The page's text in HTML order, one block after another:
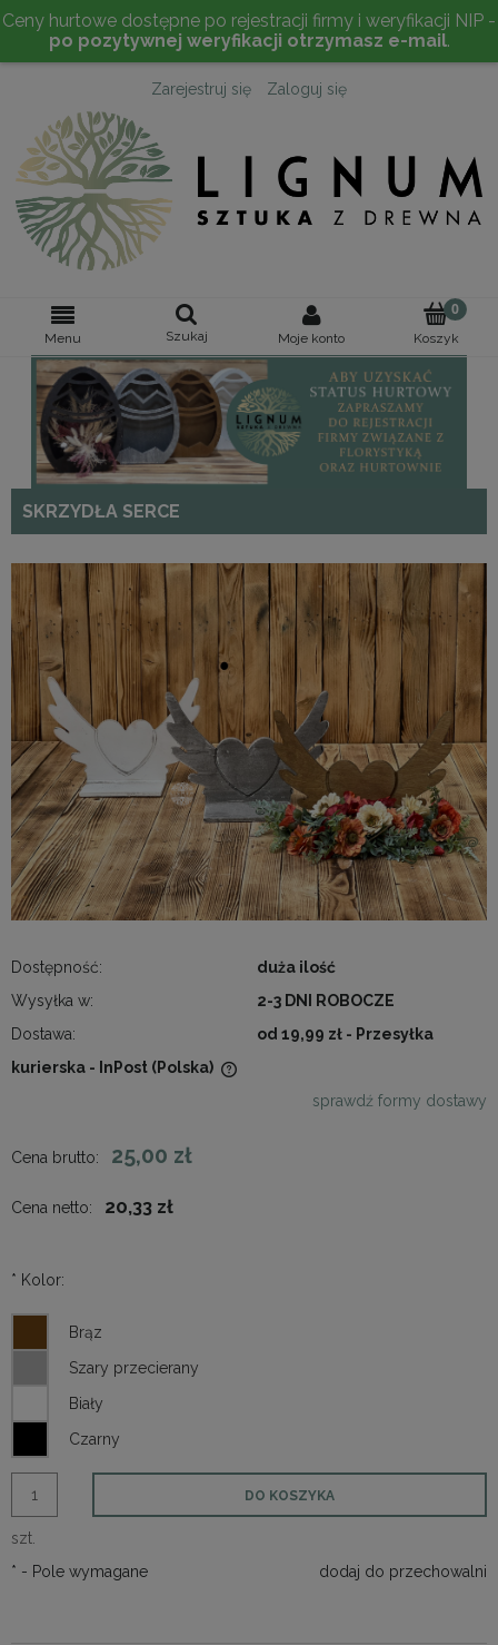
Ceny hurtowe dostępne po rejestracji firmy i weryfikacji NIP -
po pozytywnej weryfikacji otrzymasz e-mail.
Zarejestruj się Zaloguj się
Menu Szukaj Moje konto Koszyk
SKRZYDŁA SERCE
Dostępność:
duża ilość
Wysyłka w:
2-3 DNI ROBOCZE
Dostawa:
od 19,99 zł - Przesyłka
kurierska - InPost (Polska)
sprawdź formy dostawy
Cena brutto: 25,00 zł
Cena netto: 20,33 zł
* Kolor:
szt.
DO KOSZYKA
dodaj do przechowalni
* - Pole wymagane